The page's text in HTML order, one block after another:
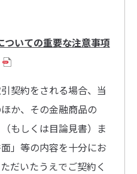
問はこちら
いての重要な注意事項
契約をされる場合、当
か、その金融商品の
もしくは目論見書）ま
」等の内容を十分にお
だいたうえでご契約く